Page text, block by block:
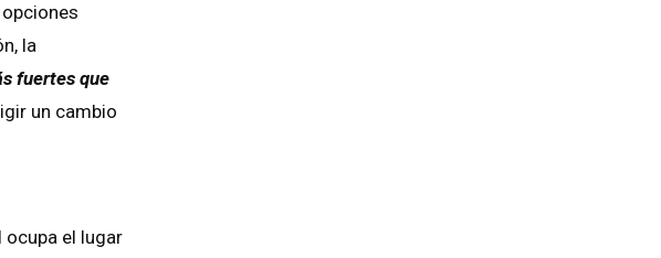
la
fuertes que
un cambio
ocupa el lugar